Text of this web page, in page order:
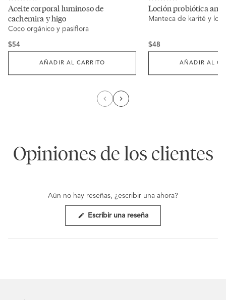
Calificado
4.8
de
5
estrellas
para
desplazarte
las
Aceite corporal luminoso de
cachemira y higo
Coco orgánico y pasiflora
Regular
$54
AÑADIR AL CARRITO
Calificado
5.0
de
clic
para
desplazarte
Loción probiótica
Manteca de karité y
Regular
$48
AÑADIR AL
Opiniones de los clientes
Aún no hay reseñas, ¿escribir una ahora?
Escribir una reseña(Se